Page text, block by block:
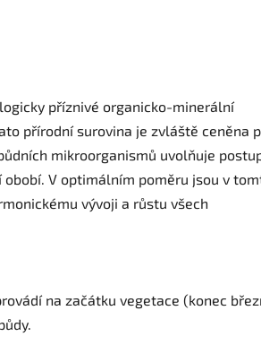
příznivé organicko-minerální
přírodní surovina je zvláště ceněna
mikroorganismů uvolňuje
V optimálním poměru jsou v
vývoji a růstu všech
na začátku vegetace (konec